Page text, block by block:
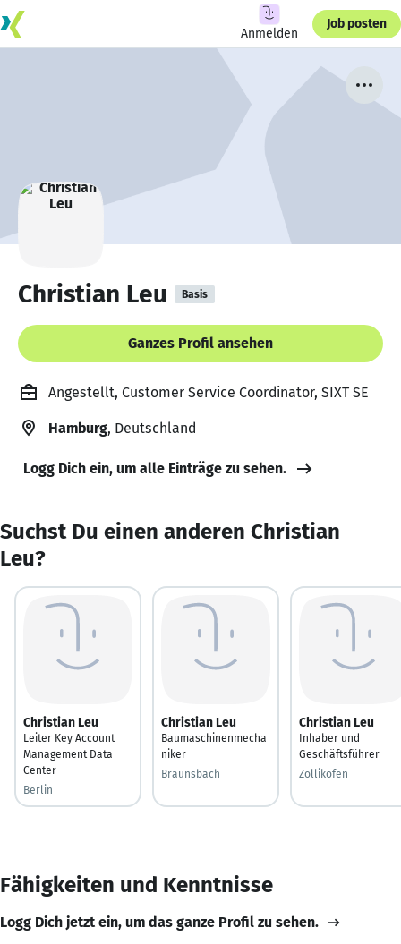
Anmelden
Job posten
Christian Leu Basis
Ganzes Profil ansehen
Angestellt, Customer Service Coordinator, SIXT SE
Hamburg, Deutschland
Logg Dich ein, um alle Einträge zu sehen.
Suchst Du einen anderen Christian
Leu?
Christian Leu
Leiter Key Account
Management Data
Center
Berlin
Christian Leu
Baumaschinenmecha
niker
Braunsbach
Christian Leu
Inhaber und
Geschäftsführer
Zollikofen
Fähigkeiten und Kenntnisse
Logg Dich jetzt ein, um das ganze Profil zu sehen.